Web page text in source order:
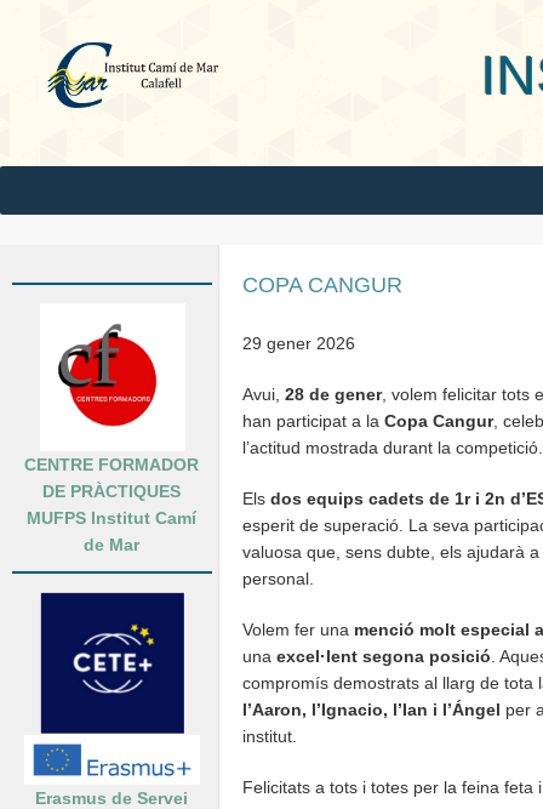
INS
CENTRE FORMADOR
DE PRÀCTIQUES
MUFPS Institut Camí
de Mar
Erasmus de Servei
COPA CANGUR
29 gener 2026
Avui, 28 de gener, volem felicitar tots
han participat a la Copa Cangur,
l’actitud mostrada durant la competició.
Els dos equips cadets de 1r i 2n
esperit de superació. La seva
valuosa que, sens dubte, els ajudarà
personal.
Volem fer una menció molt especial
una excel·lent segona posició .
compromís demostrats al llarg de
l’Aaron, l’Ignacio, l’Ian i l’Ángel per
institut.
Felicitats a tots i totes per la feina feta